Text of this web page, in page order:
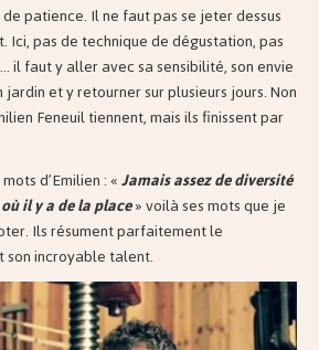
patience. Il ne faut pas se jeter dessus
pas de technique de dégustation, pas
il faut y aller avec sa sensibilité, son envie
et y retourner sur plusieurs jours. Non
Feneuil tiennent, mais ils finissent par
d’Emilien : «Jamais assez de diversité
il y a de la place» voilà ses mots que je
Ils résument parfaitement le
son incroyable talent.